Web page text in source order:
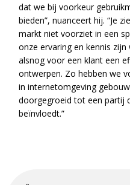
dat we bij voorkeur
bieden”, nuanceert hij. “Je
markt niet voorziet in een
onze ervaring en kennis
alsnog voor een klant een
ontwerpen. Zo hebben we
in internetomgeving
doorgegroeid tot een partij
beïnvloedt.”